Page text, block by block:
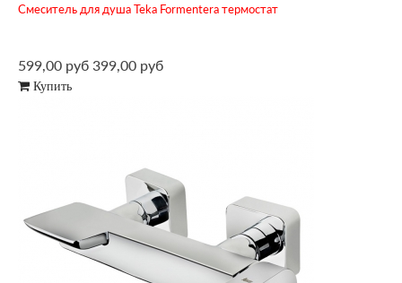
Смеситель для душа Teka Formentera термостат
599,00 руб 399,00 руб
Купить